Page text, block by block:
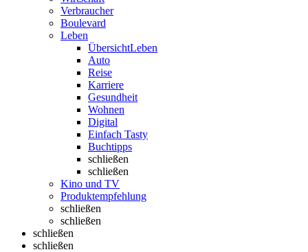
Verbraucher
Boulevard
Leben
ÜbersichtLeben
Auto
Reise
Karriere
Gesundheit
Wohnen
Digital
Einfach Tasty
Buchtipps
schließen
schließen
Kino und TV
Produktempfehlung
schließen
schließen
schließen
schließen